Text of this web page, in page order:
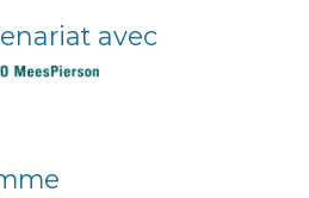
avec